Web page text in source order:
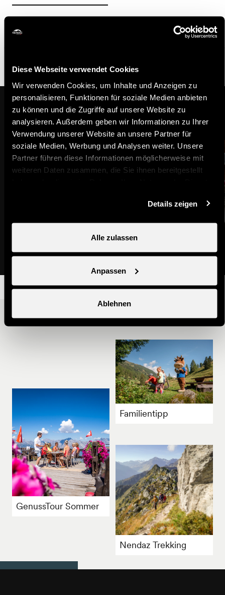
Diese Webseite verwendet Cookies
Wir verwenden Cookies, um Inhalte und Anzeigen zu
personalisieren, Funktionen für soziale Medien anbieten
zu können und die Zugriffe auf unsere Website zu
analysieren. Außerdem geben wir Informationen zu Ihrer
Verwendung unserer Website an unsere Partner für
soziale Medien, Werbung und Analysen weiter. Unsere
Partner führen diese Informationen möglicherweise mit
weiteren Daten zusammen, die Sie ihnen bereitgestellt
Details zeigen
Alle zulassen
Anpassen
Ablehnen
1 jour 10.-CHF
Das könnte Sie auch interessieren
Skischule & Dienstleister
Kinderanimation
Andere Ideen
Familientipp
GenussTour Sommer
Nendaz Trekking